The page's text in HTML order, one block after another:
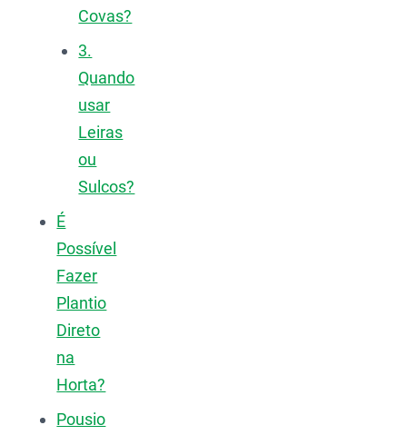
Covas?
3.
Quando
usar
Leiras
ou
Sulcos?
É
Possível
Fazer
Plantio
Direto
na
Horta?
Pousio